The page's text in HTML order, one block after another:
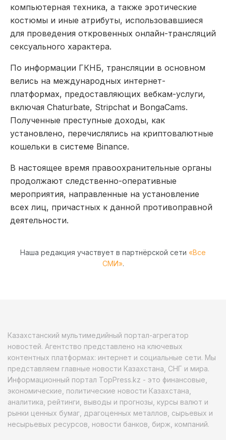
компьютерная техника, а также эротические
костюмы и иные атрибуты, использовавшиеся
для проведения откровенных онлайн-трансляций
сексуального характера.
По информации ГКНБ, трансляции в основном
велись на международных интернет-
платформах, предоставляющих вебкам-услуги,
включая Chaturbate, Stripchat и BongaCams.
Полученные преступные доходы, как
установлено, перечислялись на криптовалютные
кошельки в системе Binance.
В настоящее время правоохранительные органы
продолжают следственно-оперативные
мероприятия, направленные на установление
всех лиц, причастных к данной противоправной
деятельности.
Наша редакция участвует в партнёрской сети «Все
СМИ».
Казахстанский мультимедийный портал-агрегатор
новостей. Агентство представлено на ключевых
контентных платформах: интернет и социальные сети. Мы
представляем главные новости Казахстана, СНГ и мира.
Информационный портал TopPress.kz - это финансовые,
экономические, политические новости Казахстана,
аналитика, рейтинги, выводы и прогнозы, курсы валют и
рынки ценных бумаг, драгоценных металлов, сырьевых и
несырьевых ресурсов, новости банков, бирж, компаний.